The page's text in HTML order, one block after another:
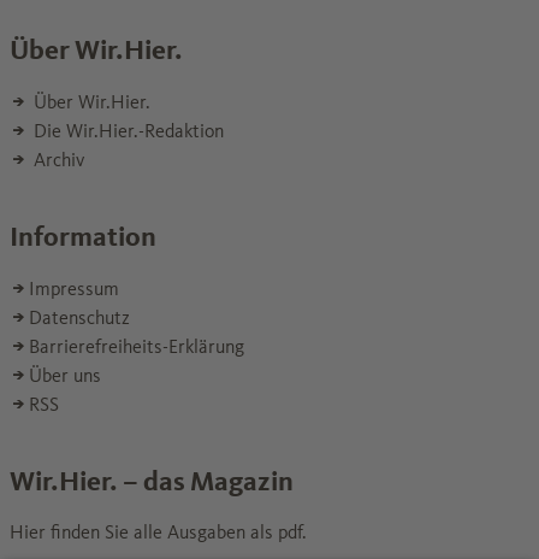
Über Wir.Hier.
Über Wir.Hier.
Die Wir.Hier.-Redaktion
Archiv
Information
Impressum
Datenschutz
Barrierefreiheits-Erklärung
Über uns
RSS
Wir.Hier. – das Magazin
Hier finden Sie alle Ausgaben als pdf.